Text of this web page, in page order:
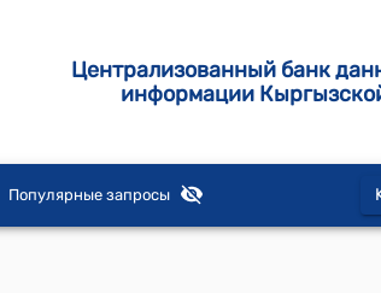
Централизованный банк
информации
Популярные запросы